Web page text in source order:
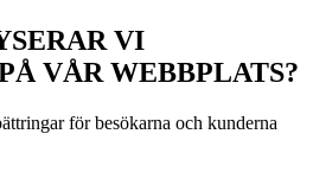
VI
VÅR WEBBPLATS?
för besökarna och kunderna